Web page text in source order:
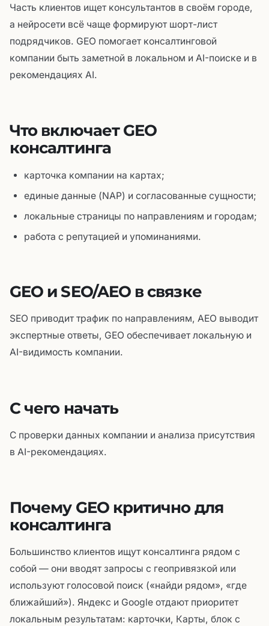
Часть клиентов ищет консультантов в своём городе,
а нейросети всё чаще формируют шорт-лист
подрядчиков. GEO помогает консалтинговой
компании быть заметной в локальном и AI-поиске и в
рекомендациях AI.
Что включает GEO
консалтинга
карточка компании на картах;
единые данные (NAP) и согласованные сущности;
локальные страницы по направлениям и городам;
работа с репутацией и упоминаниями.
GEO и SEO/AEO в связке
SEO приводит трафик по направлениям, AEO выводит
экспертные ответы, GEO обеспечивает локальную и
AI-видимость компании.
С чего начать
С проверки данных компании и анализа присутствия
в AI-рекомендациях.
Почему GEO критично для
консалтинга
Большинство клиентов ищут консалтинга рядом с
собой — они вводят запросы с геопривязкой или
используют голосовой поиск («найди рядом», «где
ближайший»). Яндекс и Google отдают приоритет
локальным результатам: карточки, Карты, блок с